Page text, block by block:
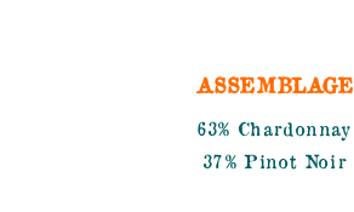
ASSEMBLAGE
63% Chardonnay
37% Pinot Noir